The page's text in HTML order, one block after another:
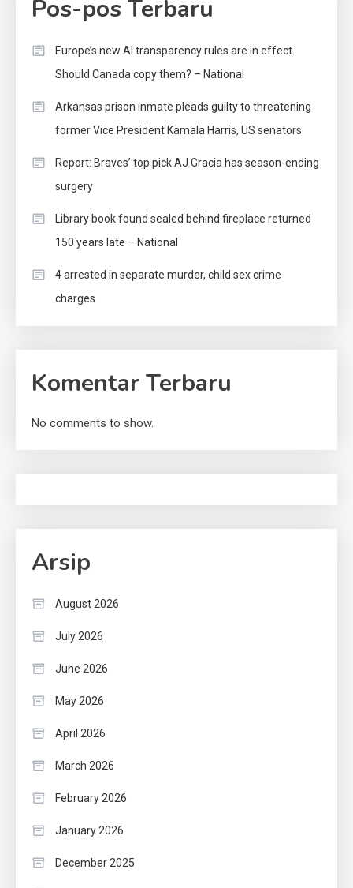
Pos-pos Terbaru
Europe’s new AI transparency rules are in effect.
Should Canada copy them? – National
Arkansas prison inmate pleads guilty to threatening
former Vice President Kamala Harris, US senators
Report: Braves’ top pick AJ Gracia has season-ending
surgery
Library book found sealed behind fireplace returned
150 years late – National
4 arrested in separate murder, child sex crime
charges
Komentar Terbaru
No comments to show.
Arsip
August 2026
July 2026
June 2026
May 2026
April 2026
March 2026
February 2026
January 2026
December 2025